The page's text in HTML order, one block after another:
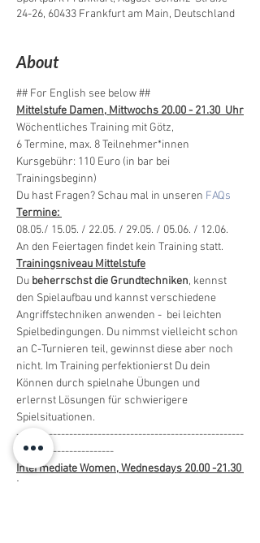
24-26, 60433 Frankfurt am Main, Deutschland
About
## For English see below ##
Mittelstufe Damen, Mittwochs 20.00 - 21.30  Uhr
Wöchentliches Training mit Götz,
6 Termine, max. 8 Teilnehmer*innen
Kursgebühr: 110 Euro (in bar bei
Trainingsbeginn)
Du hast Fragen? Schau mal in unseren FAQs
Termine:
08.05./ 15.05. / 22.05. / 29.05. / 05.06. / 12.06.
An den Feiertagen findet kein Training statt.
Trainingsniveau Mittelstufe
Du beherrschst die Grundtechniken, kennst
den Spielaufbau und kannst verschiedene
Angriffstechniken anwenden -  bei leichten
Spielbedingungen. Du nimmst vielleicht schon
an C-Turnieren teil, gewinnst diese aber noch
nicht. Im Training perfektionierst Du dein
Können durch spielnahe Übungen und
erlernst Lösungen für schwierigere
Spielsituationen.
--------------------------------------------------------
------------------------
Intermediate Women, Wednesdays 20.00 -21.30
h